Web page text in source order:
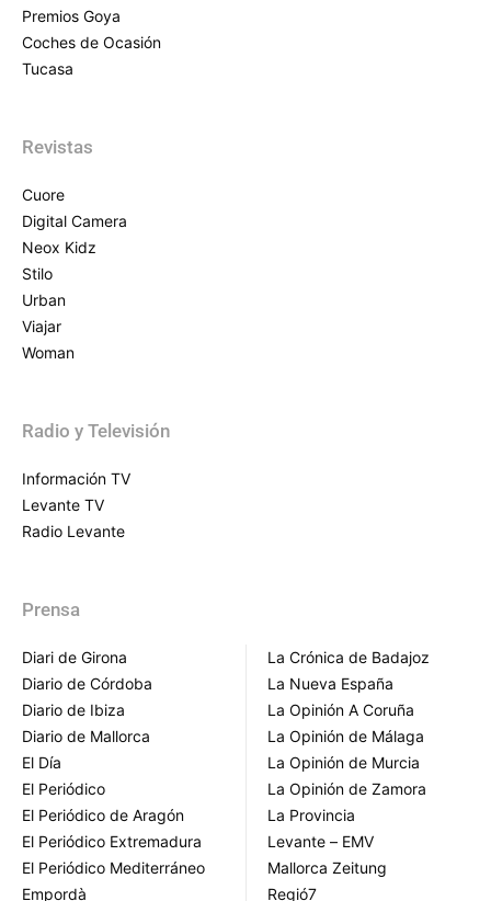
Premios Goya
Coches de Ocasión
Tucasa
Revistas
Cuore
Digital Camera
Neox Kidz
Stilo
Urban
Viajar
Woman
Radio y Televisión
Información TV
Levante TV
Radio Levante
Prensa
Diari de Girona
Diario de Córdoba
Diario de Ibiza
Diario de Mallorca
El Día
El Periódico
El Periódico de Aragón
El Periódico Extremadura
El Periódico Mediterráneo
Empordà
La Crónica de Badajoz
La Nueva España
La Opinión A Coruña
La Opinión de Málaga
La Opinión de Murcia
La Opinión de Zamora
La Provincia
Levante – EMV
Mallorca Zeitung
Regió7